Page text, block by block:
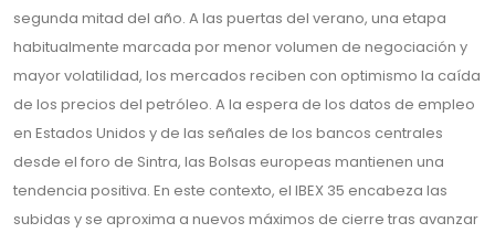
segunda mitad del año. A las puertas del verano, una etapa
habitualmente marcada por menor volumen de negociación y
mayor volatilidad, los mercados reciben con optimismo la caída
de los precios del petróleo. A la espera de los datos de empleo
en Estados Unidos y de las señales de los bancos centrales
desde el foro de Sintra, las Bolsas europeas mantienen una
tendencia positiva. En este contexto, el IBEX 35 encabeza las
subidas y se aproxima a nuevos máximos de cierre tras avanzar